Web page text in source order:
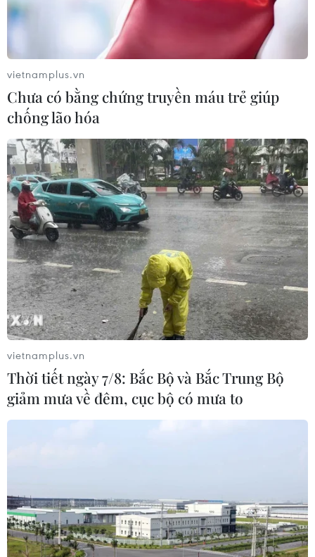
Anh mong muốn đạt được thỏa thuận
"chưa từng có" với EU
19/06/2017 03:05
Bộ trưởng Anh phụ trách vấn đề Brexit, David Davis cho
biết nước này mong muốn "đạt được một thỏa thuận với
EU không giống bất kỳ thỏa thuận nào trong lịch sử."
Anh, EU nỗ lực đạt được thỏa thuận "chưa
vietnamplus.vn
Chưa có bằng chứng truyền máu trẻ giúp
chống lão hóa
vietnamplus.vn
Thời tiết ngày 7/8: Bắc Bộ và Bắc Trung Bộ
giảm mưa về đêm, cục bộ có mưa to